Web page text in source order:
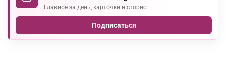
Главное за день, карточки и сторис.
Подписаться